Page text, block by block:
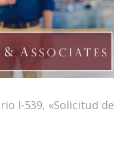
I-539, «Solicitud de